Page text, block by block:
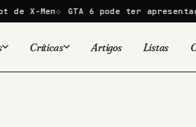
X-Men GTA 6 pode ter
Críticas Artigos Listas